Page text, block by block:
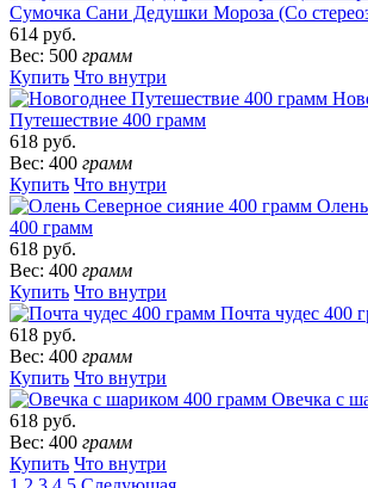
Сумочка Сани Дедушки Мороза (Со
614 руб.
Вес: 500 грамм
Купить Что внутри
Путешествие 400 грамм
618 руб.
Вес: 400 грамм
Купить Что внутри
400 грамм
618 руб.
Вес: 400 грамм
Купить Что внутри
Почта чудес 400
618 руб.
Вес: 400 грамм
Купить Что внутри
Овечка с
618 руб.
Вес: 400 грамм
Купить Что внутри